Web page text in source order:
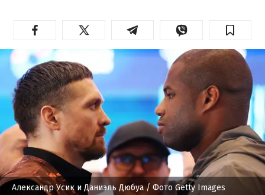
Александр Усик и Даниэль Дюбуа/ Фото Getty Images